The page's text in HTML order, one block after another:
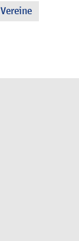
Vereine